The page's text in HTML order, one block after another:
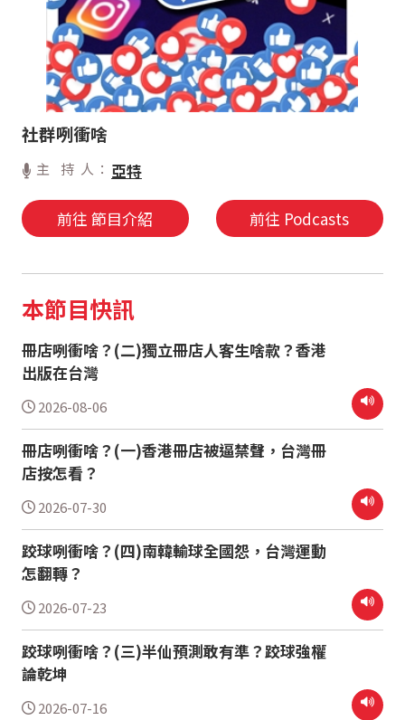
社群咧衝啥
主 持 人： 亞特
前往 節目介紹 前往 Podcasts
本節目快訊
冊店咧衝啥？(二)獨立冊店人客生啥款？香港
出版在台灣
2026-08-06
冊店咧衝啥？(一)香港冊店被逼禁聲，台灣冊
店按怎看？
2026-07-30
跤球咧衝啥？(四)南韓輸球全國怨，台灣運動
怎翻轉？
2026-07-23
跤球咧衝啥？(三)半仙預測敢有準？跤球強權
論乾坤
2026-07-16